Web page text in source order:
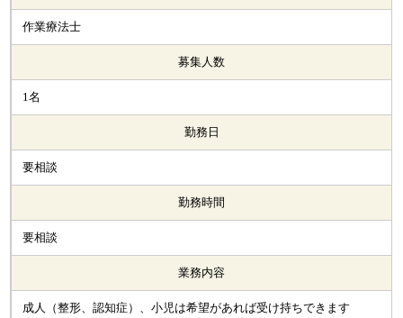
作業療法士
募集人数
1名
勤務日
要相談
勤務時間
要相談
業務内容
成人（整形、認知症）、小児は希望があれば受け持ちできます